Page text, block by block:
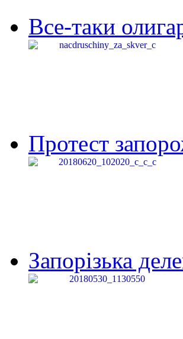
Все-таки
Протест
Запорізька